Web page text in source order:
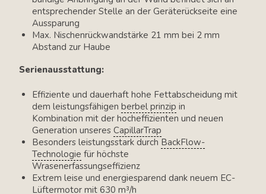
entsprechender Stelle an der Geräterückseite eine
Aussparung
Max. Nischenrückwandstärke 21 mm bei 2 mm
Abstand zur Haube
Serienausstattung:
Effiziente und dauerhaft hohe Fettabscheidung mit
dem leistungsfähigen berbel prinzip in
Kombination mit der hocheffizienten und neuen
Generation unseres CapillarTrap
Besonders leistungsstark durch BackFlow-
Technologie für höchste
Wrasenerfassungseffizienz
Extrem leise und energiesparend dank neuem EC-
Lüftermotor mit 630 m³/h